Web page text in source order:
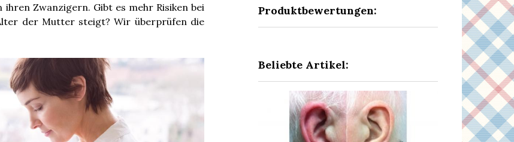
Zwanzigern. Gibt es mehr Risiken bei
der Mutter steigt? Wir überprüfen die
Produktbewertungen:
Beliebte Artikel: